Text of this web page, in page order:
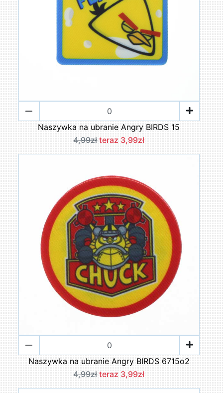
Naszywka na ubranie Angry BIRDS 15
4,99zł teraz 3,99zł
Naszywka na ubranie Angry BIRDS 6715o2
4,99zł teraz 3,99zł